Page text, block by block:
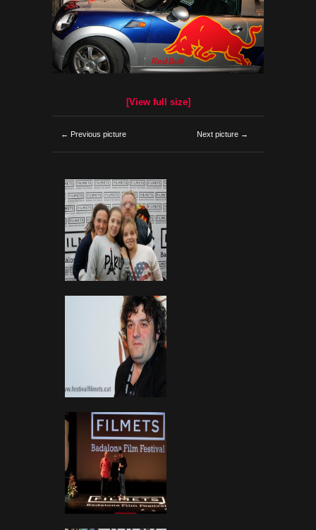
[View full size]
← Previous picture Next picture →